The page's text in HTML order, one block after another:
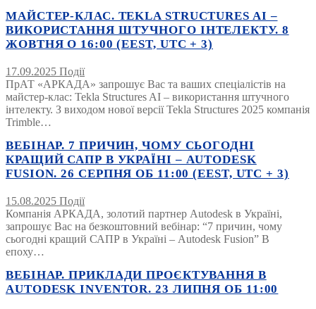
МАЙСТЕР-КЛАС. TEKLA STRUCTURES AI –
ВИКОРИСТАННЯ ШТУЧНОГО ІНТЕЛЕКТУ. 8
ЖОВТНЯ О 16:00 (EEST, UTC + 3)
17.09.2025 Події
ПрАТ «АРКАДА» запрошує Вас та ваших спеціалістів на
майстер-клас: Tekla Structures AI – використання штучного
інтелекту. З виходом нової версії Tekla Structures 2025 компанія
Trimble…
ВЕБІНАР. 7 ПРИЧИН, ЧОМУ СЬОГОДНІ
КРАЩИЙ САПР В УКРАЇНІ – AUTODESK
FUSION. 26 СЕРПНЯ ОБ 11:00 (EEST, UTC + 3)
15.08.2025 Події
Компанія АРКАДА, золотий партнер Autodesk в Україні,
запрошує Вас на безкоштовний вебінар: “7 причин, чому
сьогодні кращий САПР в Україні – Autodesk Fusion” В
епоху…
ВЕБІНАР. ПРИКЛАДИ ПРОЄКТУВАННЯ В
AUTODESK INVENTOR. 23 ЛИПНЯ ОБ 11:00